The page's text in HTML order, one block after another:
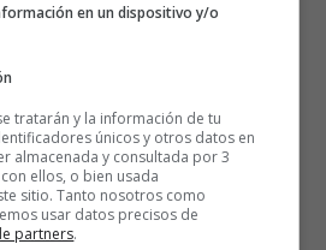
infantiles -
sobre la
- Somos los
en un dispositivo y/o
tratarán y la información de tu
únicos y otros datos en
almacenada y consultada por 3
ellos, o bien usada
sitio. Tanto nosotros como
usar datos precisos de
partners.